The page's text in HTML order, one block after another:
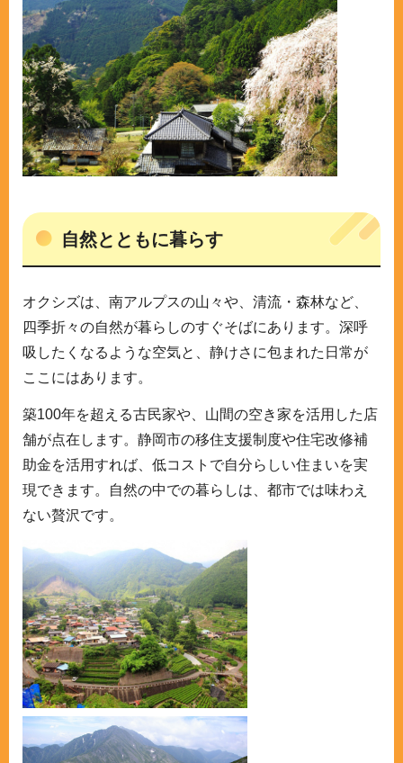
自然とともに暮らす
オクシズは、南アルプスの山々や、清流・森林など、
四季折々の自然が暮らしのすぐそばにあります。深呼
吸したくなるような空気と、静けさに包まれた日常が
ここにはあります。
築100年を超える古民家や、山間の空き家を活用した店
舗が点在します。静岡市の移住支援制度や住宅改修補
助金を活用すれば、低コストで自分らしい住まいを実
現できます。自然の中での暮らしは、都市では味わえ
ない贅沢です。